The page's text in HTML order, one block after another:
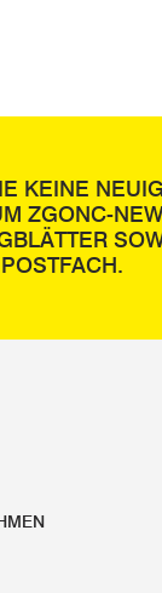
Überkopf-
unsere
und
Egal für
KEINE
ZGONC-